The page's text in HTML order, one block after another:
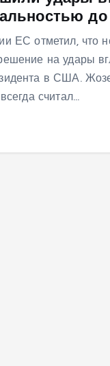
ЕС отметил, что
на удары
в США.
считал…